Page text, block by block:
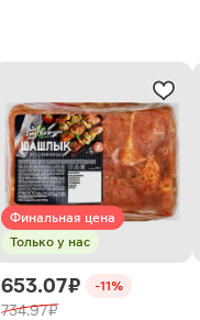
Финальная цена
Только у нас
653.07 ₽ -11%
734.97 ₽